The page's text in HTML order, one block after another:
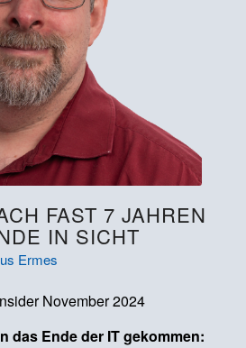
FAST 7 JAHREN
IN SICHT
Ermes
November 2024
das Ende der IT gekommen: